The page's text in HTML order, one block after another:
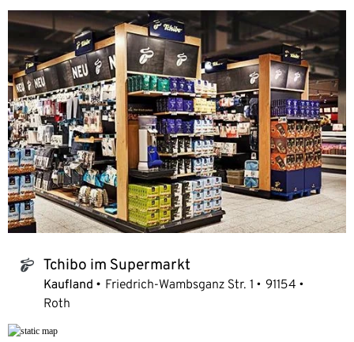
tchibo_logo Tchibo im Supermarkt
Kaufland Friedrich-Wambsganz Str. 1
91154
Roth